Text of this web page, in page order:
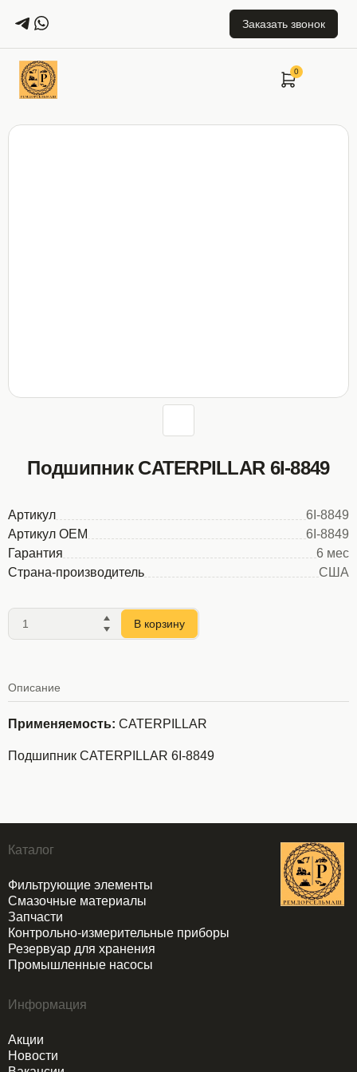
Заказать звонок
Подшипник CATERPILLAR 6I-8849
Артикул
6I-8849
Артикул OEM
6I-8849
Гарантия
6 мес
Страна-производитель
США
В корзину
Описание
Применяемость: CATERPILLAR
Подшипник CATERPILLAR 6I-8849
Каталог
Фильтрующие элементы
Смазочные материалы
Запчасти
Контрольно-измерительные приборы
Резервуар для хранения
Промышленные насосы
Информация
Акции
Новости